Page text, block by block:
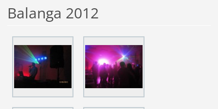
Balanga 2012